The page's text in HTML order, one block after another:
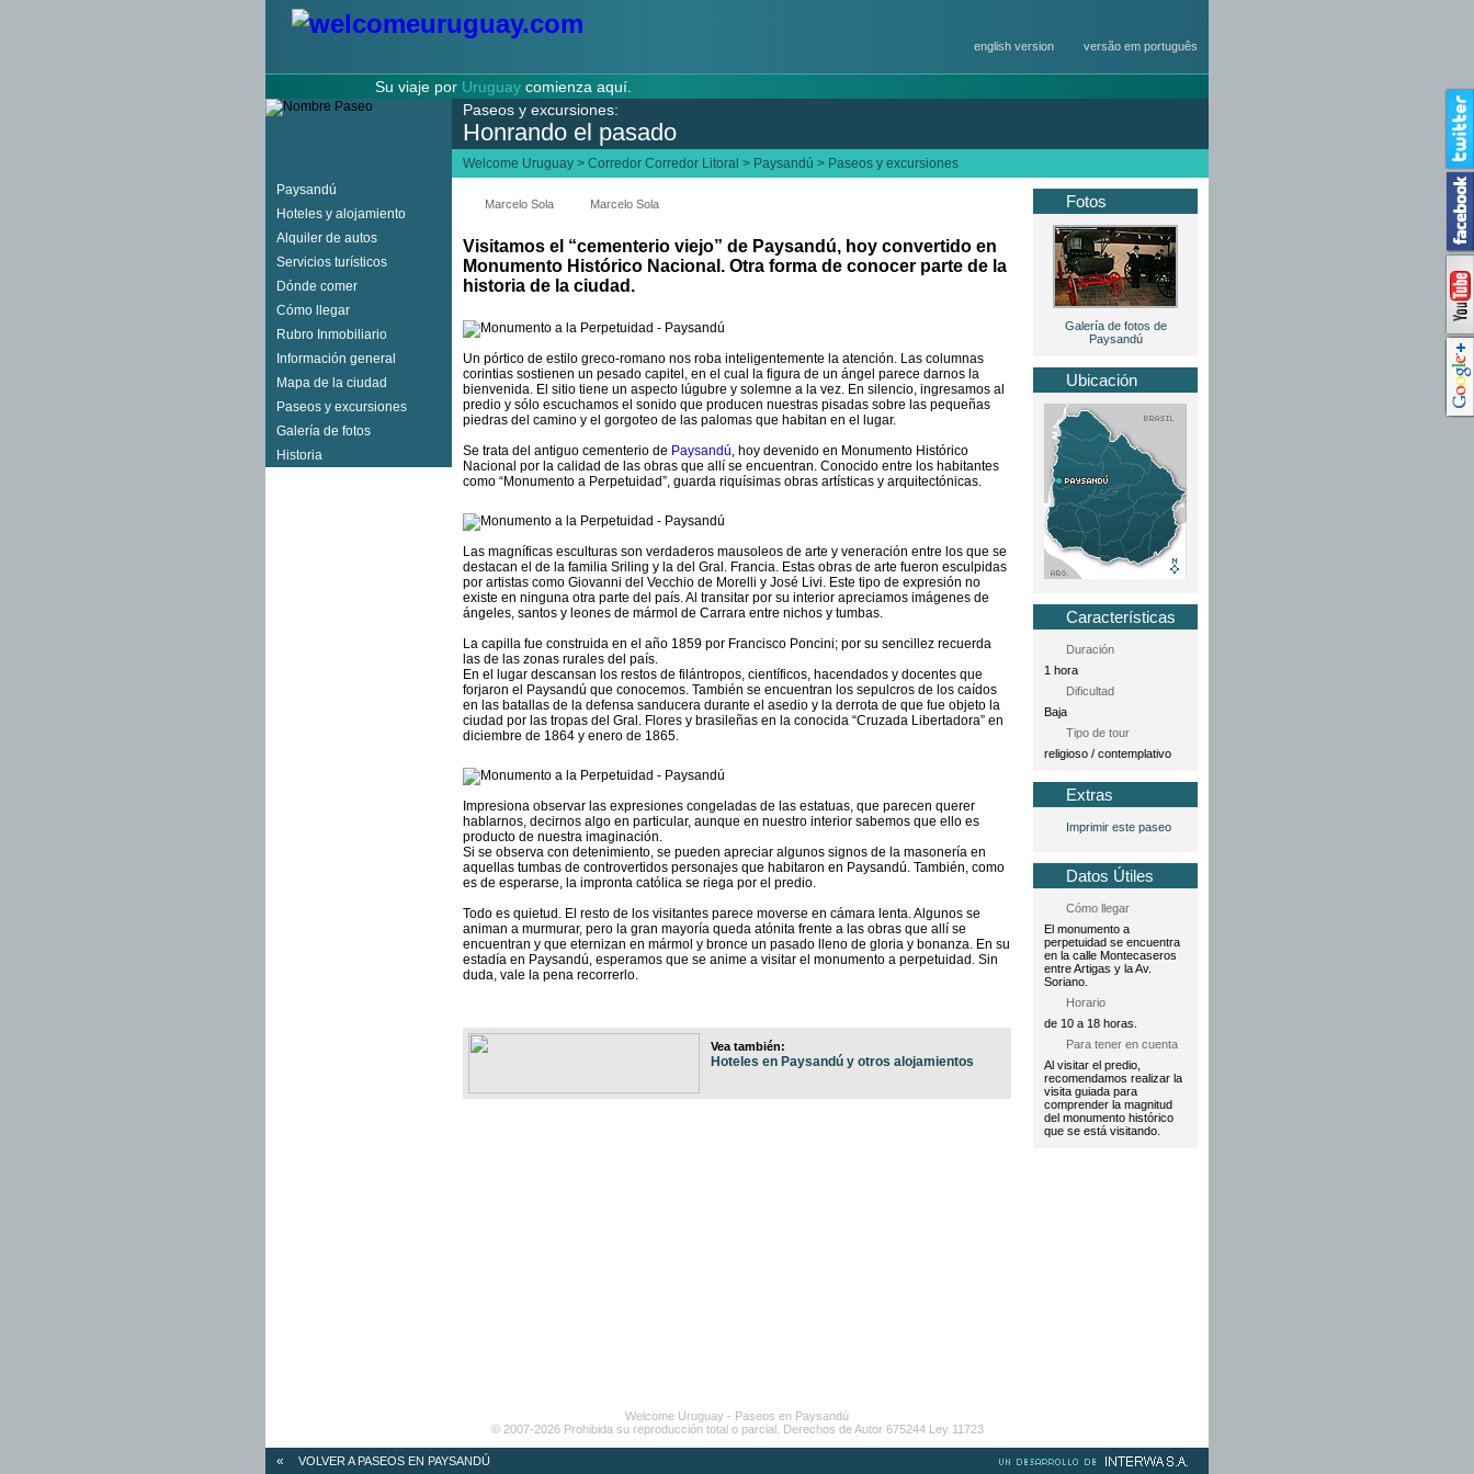
Su viaje por Uruguay comienza aquí.
english version versão em português
Welcome Uruguay > Corredor Corredor Litoral > Paysandú > Paseos y excursiones
Paysandú
Hoteles y alojamiento
Alquiler de autos
Servicios turísticos
Dónde comer
Cómo llegar
Rubro Inmobiliario
Información general
Mapa de la ciudad
Paseos y excursiones
Galería de fotos
Historia
Paseos y excursiones:
Honrando el pasado
Marcelo Sola Marcelo Sola
Visitamos el “cementerio viejo” de Paysandú, hoy convertido en
Monumento Histórico Nacional. Otra forma de conocer parte de la
historia de la ciudad.
Un pórtico de estilo greco-romano nos roba inteligentemente la atención. Las columnas
corintias sostienen un pesado capitel, en el cual la figura de un ángel parece darnos la
bienvenida. El sitio tiene un aspecto lúgubre y solemne a la vez. En silencio, ingresamos al
predio y sólo escuchamos el sonido que producen nuestras pisadas sobre las pequeñas
piedras del camino y el gorgoteo de las palomas que habitan en el lugar.
Se trata del antiguo cementerio de Paysandú, hoy devenido en Monumento Histórico
Nacional por la calidad de las obras que allí se encuentran. Conocido entre los habitantes
como “Monumento a Perpetuidad”, guarda riquísimas obras artísticas y arquitectónicas.
Las magníficas esculturas son verdaderos mausoleos de arte y veneración entre los que se
destacan el de la familia Sriling y la del Gral. Francia. Estas obras de arte fueron esculpidas
por artistas como Giovanni del Vecchio de Morelli y José Livi. Este tipo de expresión no
existe en ninguna otra parte del país. Al transitar por su interior apreciamos imágenes de
ángeles, santos y leones de mármol de Carrara entre nichos y tumbas.
La capilla fue construida en el año 1859 por Francisco Poncini; por su sencillez recuerda
las de las zonas rurales del país.
En el lugar descansan los restos de filántropos, científicos, hacendados y docentes que
forjaron el Paysandú que conocemos. También se encuentran los sepulcros de los caídos
en las batallas de la defensa sanducera durante el asedio y la derrota de que fue objeto la
ciudad por las tropas del Gral. Flores y brasileñas en la conocida “Cruzada Libertadora” en
diciembre de 1864 y enero de 1865.
Impresiona observar las expresiones congeladas de las estatuas, que parecen querer
hablarnos, decirnos algo en particular, aunque en nuestro interior sabemos que ello es
producto de nuestra imaginación.
Si se observa con detenimiento, se pueden apreciar algunos signos de la masonería en
aquellas tumbas de controvertidos personajes que habitaron en Paysandú. También, como
es de esperarse, la impronta católica se riega por el predio.
Todo es quietud. El resto de los visitantes parece moverse en cámara lenta. Algunos se
animan a murmurar, pero la gran mayoría queda atónita frente a las obras que allí se
encuentran y que eternizan en mármol y bronce un pasado lleno de gloria y bonanza. En su
estadía en Paysandú, esperamos que se anime a visitar el monumento a perpetuidad. Sin
duda, vale la pena recorrerlo.
Vea también:
Hoteles en Paysandú y otros alojamientos
Welcome Uruguay - Paseos en Paysandú
© 2007-2026 Prohibida su reproducción total o parcial. Derechos de Autor 675244 Ley 11723
Fotos
Galería de fotos de
Paysandú
Ubicación
Características
Duración
1 hora
Dificultad
Baja
Tipo de tour
religioso / contemplativo
Extras
Imprimir este paseo
Datos Útiles
Cómo llegar
El monumento a
perpetuidad se encuentra
en la calle Montecaseros
entre Artigas y la Av.
Soriano.
Horario
de 10 a 18 horas.
Para tener en cuenta
Al visitar el predio,
recomendamos realizar la
visita guiada para
comprender la magnitud
del monumento histórico
que se está visitando.
« VOLVER A PASEOS EN PAYSANDÚ